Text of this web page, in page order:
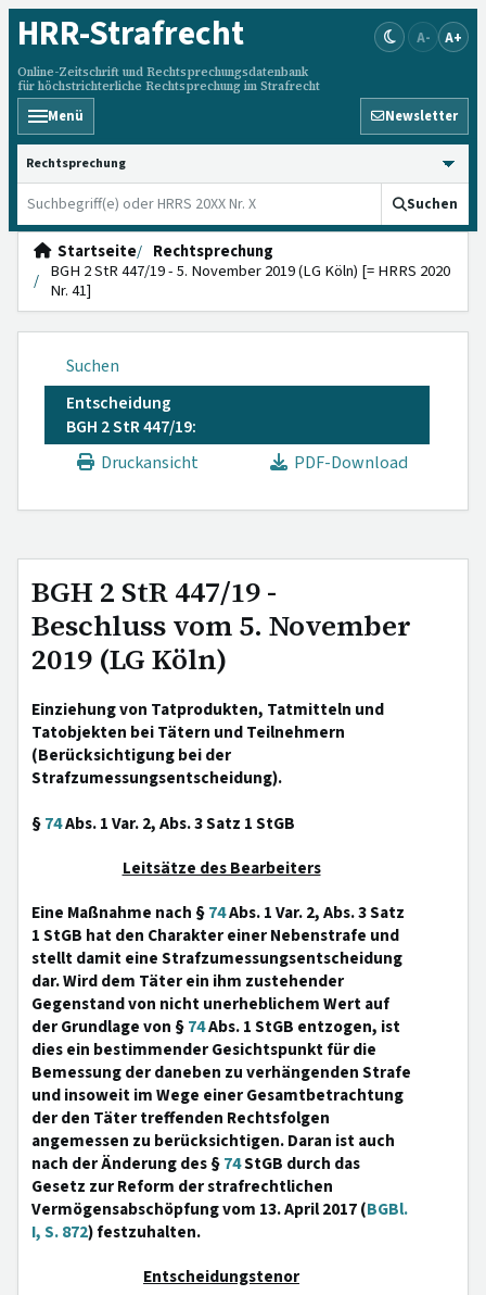
HRR-Strafrecht
Online-Zeitschrift und Rechtsprechungsdatenbank
für höchstrichterliche Rechtsprechung im Strafrecht
A- A+
Menü Newsletter
HRRS durchsuchen
Suchen
Startseite
Rechtsprechung
BGH 2 StR 447/19 - 5. November 2019 (LG Köln) [= HRRS 2020
Nr. 41]
Suchen
Entscheidung
BGH 2 StR 447/19:
Druckansicht
PDF-Download
BGH 2 StR 447/19 -
Beschluss vom 5. November
2019 (LG Köln)
Einziehung von Tatprodukten, Tatmitteln und
Tatobjekten bei Tätern und Teilnehmern
(Berücksichtigung bei der
Strafzumessungsentscheidung).
§74Abs. 1 Var. 2, Abs. 3 Satz 1 StGB
Leitsätze des Bearbeiters
Eine Maßnahme nach §74Abs. 1 Var. 2, Abs. 3 Satz
1 StGB hat den Charakter einer Nebenstrafe und
stellt damit eine Strafzumessungsentscheidung
dar. Wird dem Täter ein ihm zustehender
Gegenstand von nicht unerheblichem Wert auf
der Grundlage von §74Abs. 1 StGB entzogen, ist
dies ein bestimmender Gesichtspunkt für die
Bemessung der daneben zu verhängenden Strafe
und insoweit im Wege einer Gesamtbetrachtung
der den Täter treffenden Rechtsfolgen
angemessen zu berücksichtigen. Daran ist auch
nach der Änderung des §74StGB durch das
Gesetz zur Reform der strafrechtlichen
Vermögensabschöpfung vom 13. April 2017 (BGBl.
I, S. 872) festzuhalten.
Entscheidungstenor